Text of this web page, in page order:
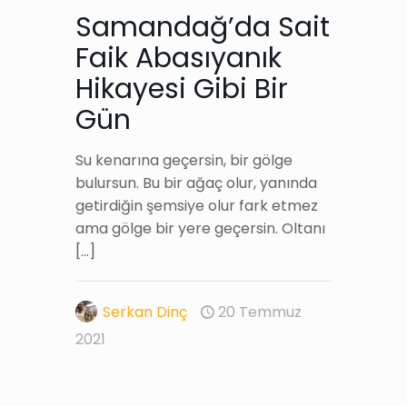
Samandağ’da Sait
Faik Abasıyanık
Hikayesi Gibi Bir
Gün
Su kenarına geçersin, bir gölge
bulursun. Bu bir ağaç olur, yanında
getirdiğin şemsiye olur fark etmez
ama gölge bir yere geçersin. Oltanı
[…]
Serkan Dinç
20 Temmuz
2021